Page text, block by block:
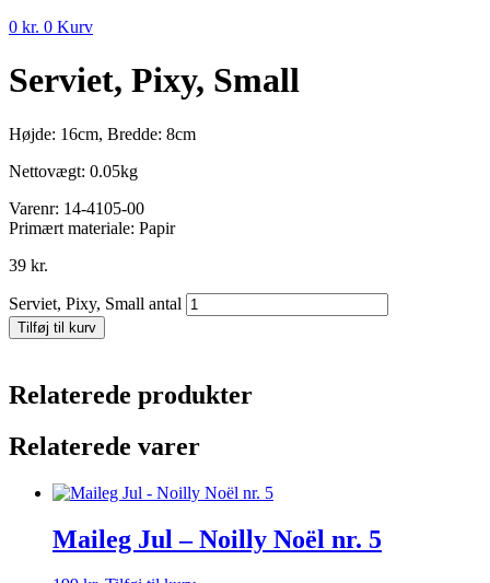
0 kr. 0 Kurv
Serviet, Pixy, Small
Højde: 16cm, Bredde: 8cm
Nettovægt: 0.05kg
Varenr: 14-4105-00
Primært materiale: Papir
39 kr.
Serviet, Pixy, Small antal
Tilføj til kurv
Relaterede produkter
Relaterede varer
Maileg Jul – Noilly Noël nr. 5